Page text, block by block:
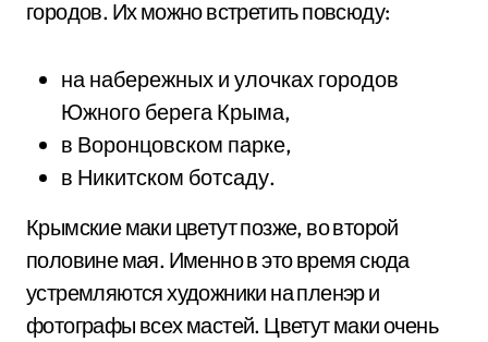
городов. Их можно встретить повсюду:
на набережных и улочках городов
Южного берега Крыма,
в Воронцовском парке,
в Никитском ботсаду.
Крымские маки цветут позже, во второй
половине мая. Именно в это время сюда
устремляются художники на пленэр и
фотографы всех мастей. Цветут маки очень